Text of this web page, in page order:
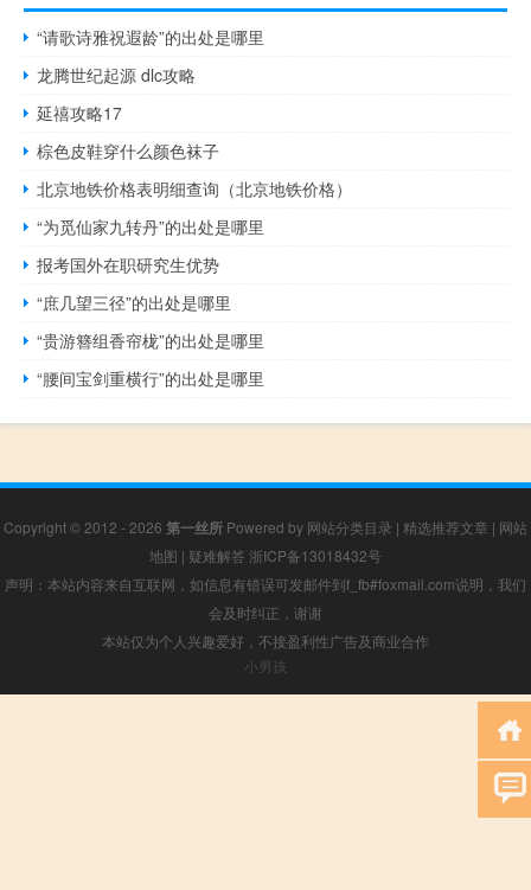
“请歌诗雅祝遐龄”的出处是哪里
龙腾世纪起源 dlc攻略
延禧攻略17
棕色皮鞋穿什么颜色袜子
北京地铁价格表明细查询（北京地铁价格）
“为觅仙家九转丹”的出处是哪里
报考国外在职研究生优势
“庶几望三径”的出处是哪里
“贵游簪组香帘栊”的出处是哪里
“腰间宝剑重横行”的出处是哪里
Copyright © 2012 - 2026 第一丝所 Powered by 网站分类目录 | 精选推荐文章 | 网站
地图 | 疑难解答 浙ICP备13018432号
声明：本站内容来自互联网，如信息有错误可发邮件到f_fb#foxmail.com说明，我们
会及时纠正，谢谢
本站仅为个人兴趣爱好，不接盈利性广告及商业合作
小男孩